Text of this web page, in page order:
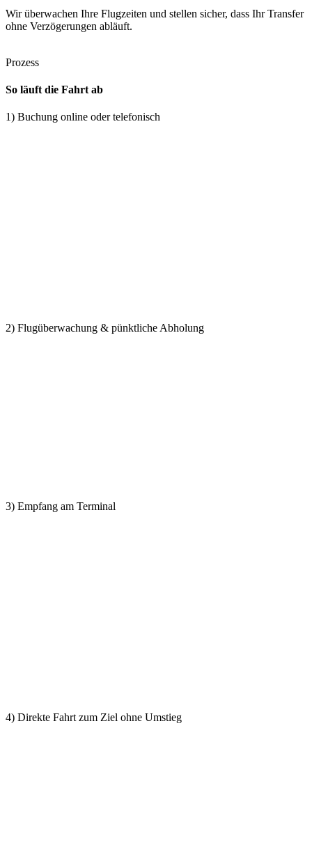
Wir überwachen Ihre Flugzeiten und stellen sicher, dass Ihr Transfer
ohne Verzögerungen abläuft.
Prozess
So läuft die Fahrt ab
1) Buchung online oder telefonisch
2) Flugüberwachung & pünktliche Abholung
3) Empfang am Terminal
4) Direkte Fahrt zum Ziel ohne Umstieg